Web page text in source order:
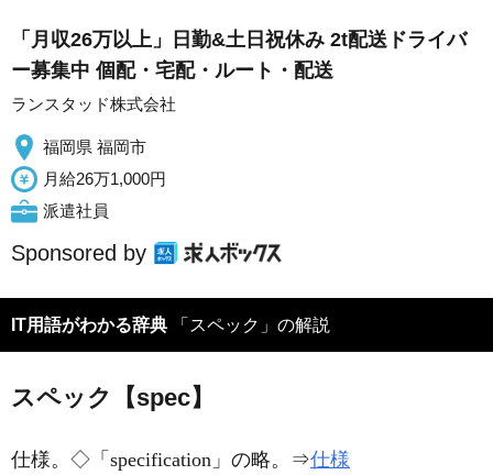
「月収26万以上」日勤&土日祝休み 2t配送ドライバ
ー募集中 個配・宅配・ルート・配送
ランスタッド株式会社
福岡県 福岡市
月給26万1,000円
派遣社員
Sponsored by
IT用語がわかる辞典 「スペック」の解説
スペック【spec】
仕様。◇「specification」の略。⇒仕様